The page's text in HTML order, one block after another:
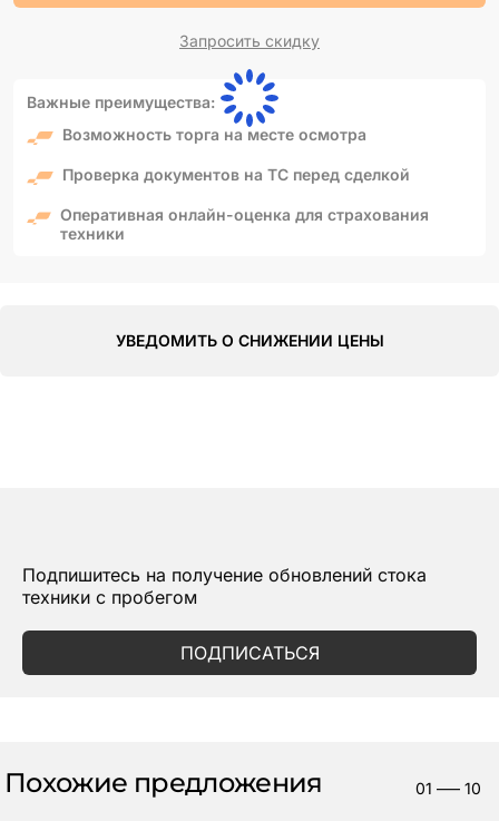
Запросить скидку
Важные преимущества:
Возможность торга на месте осмотра
Проверка документов на ТС перед сделкой
Оперативная онлайн-оценка для страхования
техники
УВЕДОМИТЬ О СНИЖЕНИИ ЦЕНЫ
Подпишитесь на получение обновлений стока
техники с пробегом
ПОДПИСАТЬСЯ
Похожие предложения 01 —– 10